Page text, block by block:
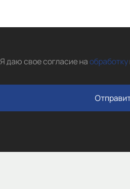
Я даю свое согласие наобработку